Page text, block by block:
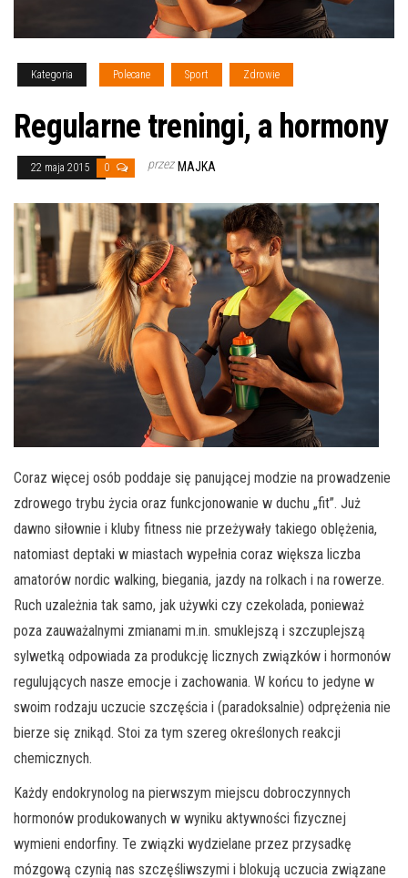
Kategoria Polecane Sport Zdrowie
Regularne treningi, a hormony
22 maja 2015 0 przez MAJKA
Coraz więcej osób poddaje się panującej modzie na prowadzenie
zdrowego trybu życia oraz funkcjonowanie w duchu „fit”. Już
dawno siłownie i kluby fitness nie przeżywały takiego oblężenia,
natomiast deptaki w miastach wypełnia coraz większa liczba
amatorów nordic walking, biegania, jazdy na rolkach i na rowerze.
Ruch uzależnia tak samo, jak używki czy czekolada, ponieważ
poza zauważalnymi zmianami m.in. smuklejszą i szczuplejszą
sylwetką odpowiada za produkcję licznych związków i hormonów
regulujących nasze emocje i zachowania. W końcu to jedyne w
swoim rodzaju uczucie szczęścia i (paradoksalnie) odprężenia nie
bierze się znikąd. Stoi za tym szereg określonych reakcji
chemicznych.
Każdy endokrynolog na pierwszym miejscu dobroczynnych
hormonów produkowanych w wyniku aktywności fizycznej
wymieni endorfiny. Te związki wydzielane przez przysadkę
mózgową czynią nas szczęśliwszymi i blokują uczucia związane